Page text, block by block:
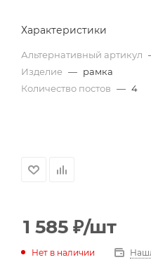
Характеристики
Альтернативный артикул
Изделие — рамка
Количество постов — 4
1 585 ₽/шт
Нет в наличии